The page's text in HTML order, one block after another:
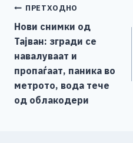
b
o
o
k
n
g
er
Навигација
на
напис
ПРЕТХОДНО
Нови снимки од
Тајван: згради се
навалуваат и
пропаѓаат, паника во
метрото, вода тече
од облакодери